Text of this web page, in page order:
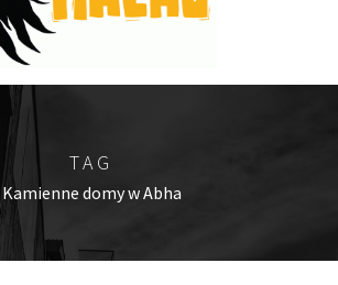
TAG
Kamienne domy w Abha